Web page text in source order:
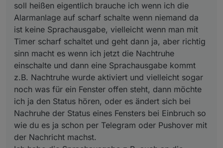
hören, oder es ändert sich bei Nachruhe der Status
eines Fensters bei Einbruch so wie du es ja schon
per Telegram oder Pushover mit der Nachricht
machst.
Ich habe die Sprachausgabe z.B. auch an die
Anwesenheit gekoppelt das nur bei Anwesenheit
eine Ansage kommt.
Hoffe ist so verständlich.
soll heißen eigentlich brauche ich wenn ich die
Alarmanlage auf scharf schalte wenn niemand da
ist keine Sprachausgabe, vielleicht wenn man mit
Timer scharf schaltet und geht dann ja, aber richtig
sinn macht es wenn ich jetzt die Nachtruhe
einschalte und dann eine Sprachausgabe kommt
z.B. Nachtruhe wurde aktiviert und vielleicht sogar
noch was für ein Fenster offen steht, dann möchte
ich ja den Status hören, oder es ändert sich bei
Nachruhe der Status eines Fensters bei Einbruch so
wie du es ja schon per Telegram oder Pushover mit
der Nachricht machst.